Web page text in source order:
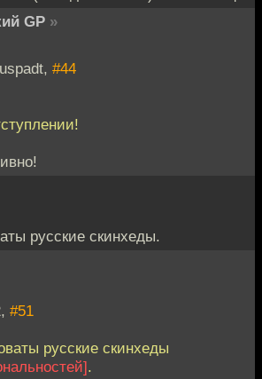
GP »
#44
русские скинхеды.
#51
русские скинхеды
.